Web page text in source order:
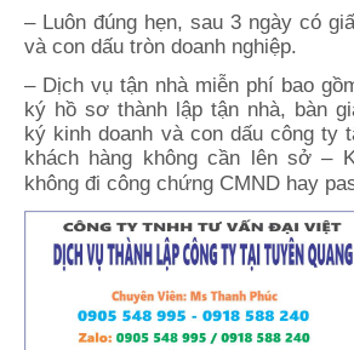
– Luôn đúng hẹn, sau 3 ngày có
và con dấu tròn doanh nghiệp.
– Dịch vụ tận nhà miễn phí bao
ký hồ sơ thành lập tận nhà, bàn
ký kinh doanh và con dấu công ty
khách hàng không cần lên sở –
không đi công chứng CMND hay